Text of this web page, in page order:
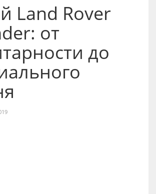
Land Rover
от
до